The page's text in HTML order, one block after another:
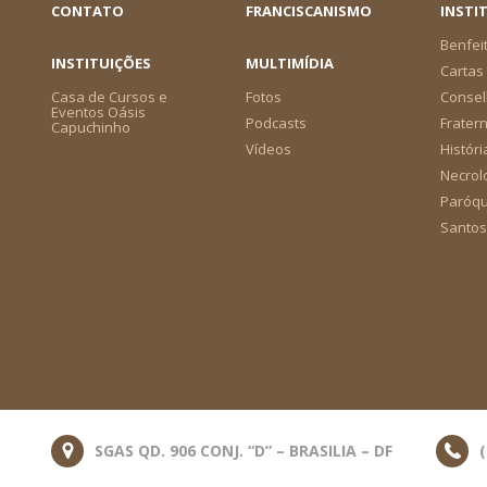
CONTATO FRANCISCANISMO
Santos
INSTITUIÇÕES
Casa de Cursos e
Eventos Oásis
Capuchinho
MULTIMÍDIA
Fotos
Podcasts
Vídeos
SGAS QD. 906 CONJ. “D” – BRASILIA – DF